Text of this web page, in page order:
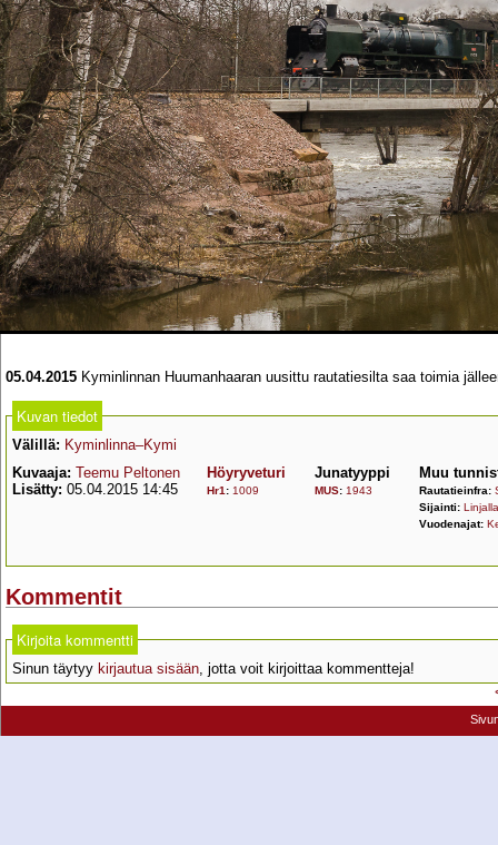
05.04.2015 Kyminlinnan Huumanhaaran uusittu rautatiesilta saa toimia
Kuvan tiedot
Välillä: Kyminlinna–Kymi
Kuvaaja: Teemu Peltonen
Lisätty: 05.04.2015 14:45
Höyryveturi
Hr1 : 1009
Junatyyppi
MUS: 1943
Muu
Rautatieinfra:
Sijainti: Linjalla
Vuodenajat:
Kommentit
Kirjoita kommentti
Sinun täytyy kirjautua sisään , jotta voit kirjoittaa kommentteja!